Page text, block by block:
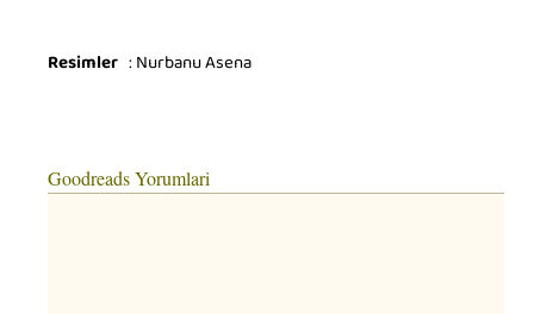
Resimler : Nurbanu Asena
Goodreads Yorumlari